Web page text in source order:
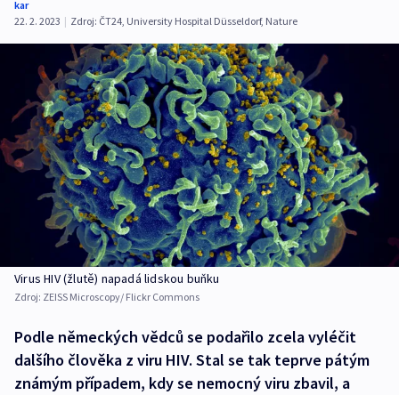
kar
22. 2. 2023 | Zdroj: ČT24, University Hospital Düsseldorf, Nature
Virus HIV (žlutě) napadá lidskou buňku
Zdroj: ZEISS Microscopy/ Flickr Commons
Podle německých vědců se podařilo zcela vyléčit
dalšího člověka z viru HIV. Stal se tak teprve pátým
známým případem, kdy se nemocný viru zbavil, a